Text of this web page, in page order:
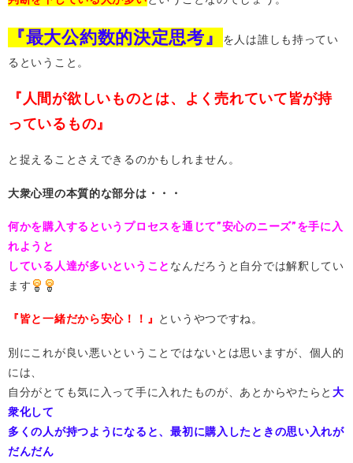
『最大公約数的決定思考』
を人は誰しも持ってい
るということ。
『人間が欲しいものとは、よく売れていて皆が持
っているもの』
と捉えることさえできるのかもしれません。
大衆心理の本質的な部分は・・・
何かを購入するというプロセスを通じて”安心のニーズ”を手に入
れようと
している人達が多いということ なんだろうと自分では解釈してい
ます
『皆と一緒だから安心！！』 というやつですね。
別にこれが良い悪いということではないとは思いますが、個人的
には、
自分がとても気に入って手に入れたものが、あとからやたらと大
衆化して
多くの人が持つようになると、最初に購入したときの思い入れが
だんだん